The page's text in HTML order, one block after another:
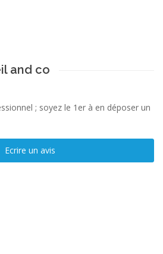
and co
; soyez le 1er à en déposer un
Ecrire un avis